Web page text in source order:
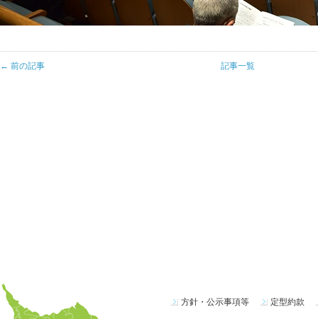
← 前の記事 記事一覧
方針・公示事項等 定型約款